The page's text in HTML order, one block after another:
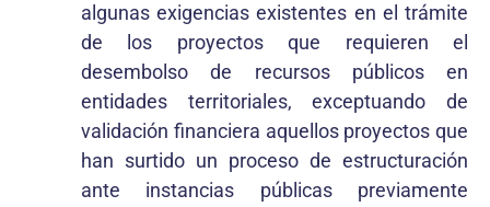
algunas exigencias existentes en el trámite
de los proyectos que requieren el
desembolso de recursos públicos en
entidades territoriales, exceptuando de
validación financiera aquellos proyectos que
han surtido un proceso de estructuración
ante instancias públicas previamente